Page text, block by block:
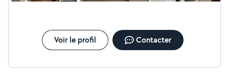
Voir le profil Contacter